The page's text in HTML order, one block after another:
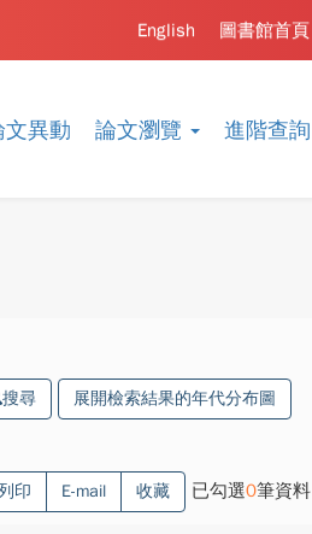
文異動 論文瀏覽 進階查詢
圖書館首頁
English
搜尋 展開檢索結果的年代分布圖
印 E-mail 收藏 已勾選0筆資料